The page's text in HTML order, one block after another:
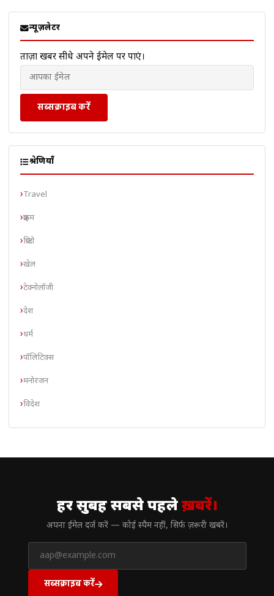
न्यूज़लेटर
ताज़ा खबरें सीधे अपने ईमेल पर पाएं।
सब्सक्राइब करें
श्रेणियाँ
Travel
क्राइम
क्रिप्टो
खेल
टेक्नोलॉजी
देश
धर्म
पॉलिटिक्स
मनोरंजन
विदेश
हर सुबह सबसे पहलेख़बरें।
अपना ईमेल दर्ज करें — कोई स्पैम नहीं, सिर्फ ज़रूरी खबरें।
सब्सक्राइब करें